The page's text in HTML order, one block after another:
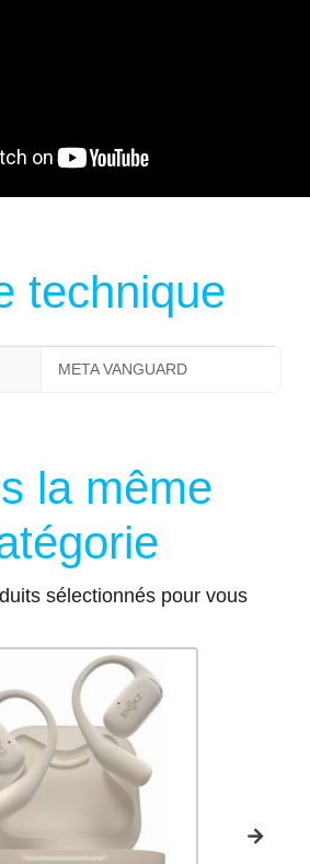
technique
META VANGUARD
la même
sélectionnés pour vous